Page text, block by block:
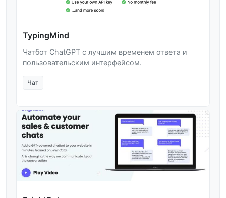
TypingMind
Чатбот ChatGPT с лучшим временем ответа и
пользовательским интерфейсом.
Чат